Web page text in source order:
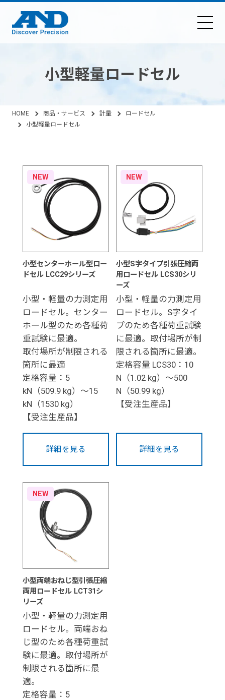
小型軽量ロードセル
HOME 商品・サービス 計量
ロードセル
小型軽量ロードセル
NEW
小型センターホール型ロー
ドセル LCC29シリーズ
小型・軽量の力測定用
ロードセル。センター
ホール型のため各種荷
重試験に最適。
取付場所が制限される
箇所に最適
定格容量：5
kN（509.9 kg）～15
kN（1530 kg）
【受注生産品】
詳細を見る
NEW
小型S字タイプ引張圧縮両
用ロードセル LCS30シリ
ーズ
小型・軽量の力測定用
ロードセル。S字タイ
プのため各種荷重試験
に最適。取付場所が制
限される箇所に最適。
定格容量 LCS30：10
N（1.02 kg）～500
N（50.99 kg）
【受注生産品】
詳細を見る
NEW
小型両端おねじ型引張圧縮
両用ロードセル LCT31シ
リーズ
小型・軽量の力測定用
ロードセル。両端おね
じ型のため各種荷重試
験に最適。取付場所が
制限される箇所に最
適。
定格容量：5